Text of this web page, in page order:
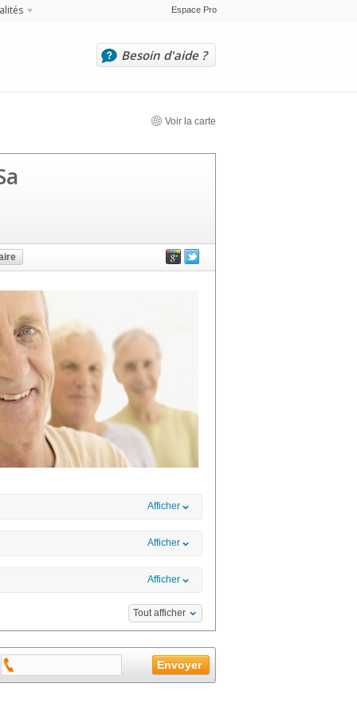
Espace Pro
Besoin d'aide ?
Voir la carte
Afficher
Afficher
Afficher
Tout afficher